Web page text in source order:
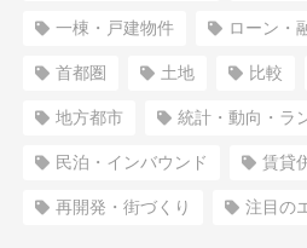
一棟・戸建物件 ローン・
首都圏 土地 比較
地方都市 統計・動向・ラ
民泊・インバウンド 賃貸
再開発・街づくり 注目の